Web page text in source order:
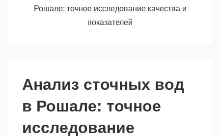
Рошале: точное исследование качества и
показателей
Анализ сточных вод
в Рошале: точное
исследование